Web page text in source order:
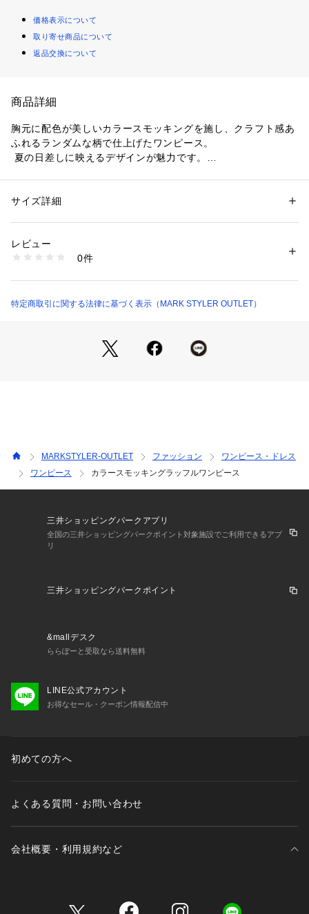
価格表示について
取り寄せ商品について
返品交換について
商品詳細
胸元に配色が美しいカラースモッキングを施し、クラフト感あ
ふれるランダムな柄で仕上げたワンピース。
夏の日差しに映えるデザインが魅力です。
胸下に切替えを施し、ウエストは腰に沿ったなだらかなライ
品さをプラスします。
おすすめカラーは、夏の夕日のように鮮やかで印象的なサン
▼スタイリング
夏のお出かけやリゾートシーンにぴったりな一枚です。
※着用画像はフラッシュの加減で実際の製品と色味等が異なる
場合がございますので、生地のズームアップ画像をご確認くだ
※ご利用の端末画面の設定により実際の商品と色味が異なる場
合がございます。
伸縮性：なし
裏地：あり
ポケット：なし
性別：レディース
素材：表側:ポリエステル100% 裏側:ポリエステル100%
商品番号：
002530300901 （ショップ）
サイズ詳細
レビュー
0件
特定商取引に関する法律に基づく表示（MARK STYLER OUTLET）
MARKSTYLER-OUTLET ファッション
ワンピース・ドレス
ワンピース
カラースモッキングラッフルワンピース
三井ショッピングパークアプリ
全国の三井ショッピングパークポイント対象施設でご利用できるアプ
リ
三井ショッピングパークポイント
&mallデスク
ららぽーと受取なら送料無料
LINE公式アカウント
お得なセール・クーポン情報配信中
初めての方へ
よくある質問・お問い合わせ
会社概要・利用規約など